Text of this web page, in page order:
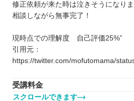
修正依頼が来た時は泣きそうになり
相談しながら無事完了！
現時点での理解度 自己評価25%”
引用元：
https://twitter.com/mofutomama/
受講料金
スクロールできます